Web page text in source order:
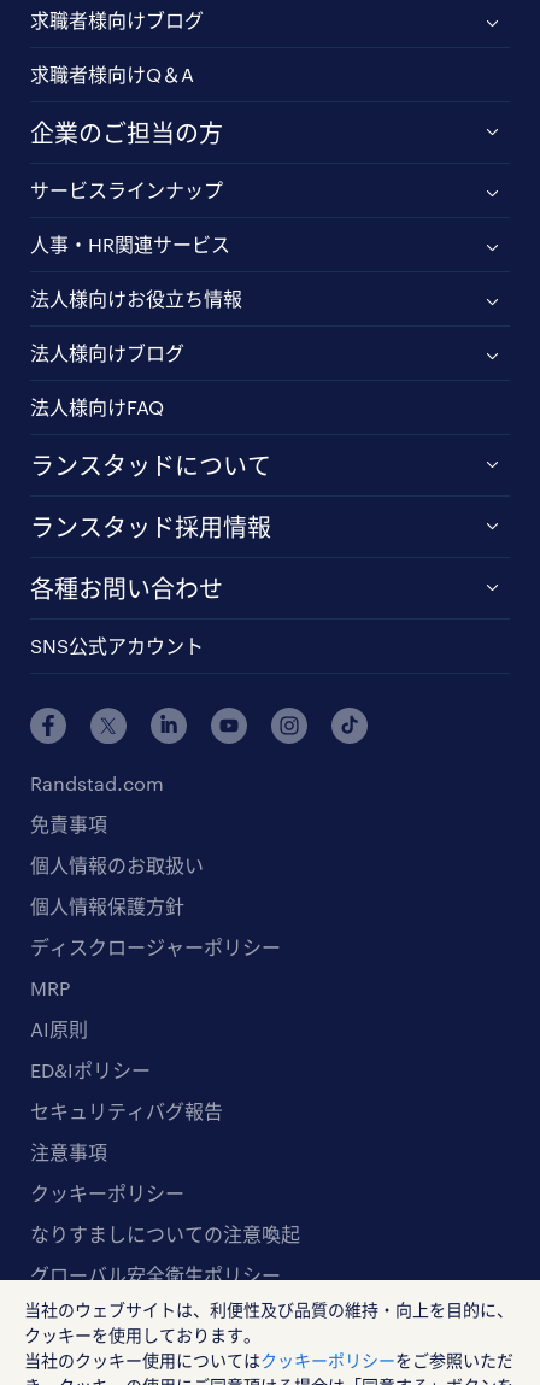
求職者様向けブログ
求職者様向けQ＆A
企業のご担当の方
サービスラインナップ
人事・HR関連サービス
法人様向けお役立ち情報
法人様向けブログ
法人様向けFAQ
ランスタッドについて
ランスタッド採用情報
各種お問い合わせ
SNS公式アカウント
Randstad.com
免責事項
個人情報のお取扱い
個人情報保護方針
ディスクロージャーポリシー
MRP
AI原則
ED&Iポリシー
セキュリティバグ報告
注意事項
クッキーポリシー
なりすましについての注意喚起
グローバル安全衛生ポリシー
マルチステークホルダー方針
ランスタッド株式会社
当社のウェブサイトは、利便性及び品質の維持・向上を目的に、
クッキーを使用しております。
当社のクッキー使用についてはクッキーポリシーをご参照いただ